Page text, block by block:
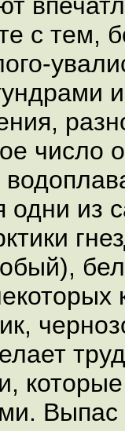
с тем,
число
одни из
Выпас